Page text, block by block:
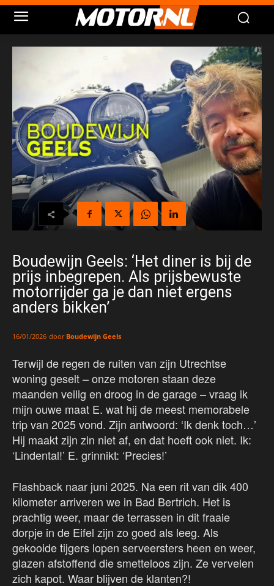
Boudewijn Geels: ‘Het diner is bij de
prijs inbegrepen. Als prijsbewuste
motorrijder ga je dan niet ergens
anders bikken’
16/01/2026 door Boudewijn Geels
Terwijl de regen de ruiten van zijn Utrechtse
woning geselt – onze motoren staan deze
maanden veilig en droog in de garage – vraag ik
mijn ouwe maat E. wat hij de meest memorabele
trip van 2025 vond. Zijn antwoord: ‘Ik denk toch…’
Hij maakt zijn zin niet af, en dat hoeft ook niet. Ik:
‘Lindental!’ E. grinnikt: ‘Precies!’
Flashback naar juni 2025. Na een rit van dik 400
kilometer arriveren we in Bad Bertrich. Het is
prachtig weer, maar de terrassen in dit fraaie
dorpje in de Eifel zijn zo goed als leeg. Als
gekooide tijgers lopen serveersters heen en weer,
glazen afstoffend die smetteloos zijn. Ze vervelen
zich kapot. Waar blijven de klanten?!